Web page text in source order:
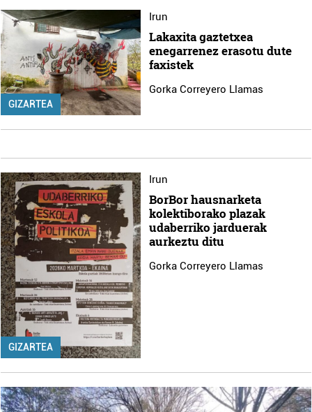
GIZARTEA
Irun
Lakaxita gaztetxea
enegarrenez erasotu dute
faxistek
Gorka Correyero Llamas
GIZARTEA
Irun
BorBor hausnarketa
kolektiborako plazak
udaberriko jarduerak
aurkeztu ditu
Gorka Correyero Llamas